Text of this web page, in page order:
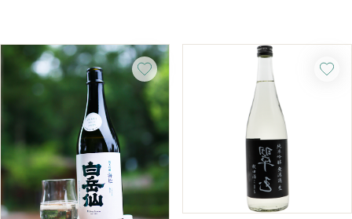
醇な吟醸香と穏やかな酸味が絶妙
なバランスで調和しており、フレ
ッシュな果実のような香りが広が
ります。爽やかな香りと、やや甘
口の仕上がりが特徴で、飲みごた
えと爽やかさを兼ね備えていま
す。無濾過ならではの豊かな旨味
とクリアな味わいが楽しめる、季
節限定の一本です。
す。その個性を引き出すべく、精
米歩合70％のまま醸した“巡米シ
リーズ”の番外編は、ふくよかな
旨味と軽やかな酸、上品な甘味が
調和する柔らかな味わいが特徴。
バナナのような香りを生む秋田酵
母No.12を使用し、冷やでも燗で
もスムーズな飲み心地に。固い印
象の朝日を、巨大冷蔵庫で瓶貯蔵